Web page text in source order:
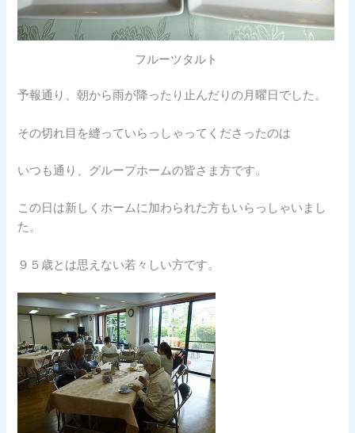
フルーツタルト
予報通り、朝から雨が降ったり止んだりの月曜日でした。
その切れ目を縫っていらっしゃってくださったのは
いつも通り、グループホームの皆さま方です。
この日は新しくホームに加わられた方もいらっしゃいまし
た。
９５歳とは思えない若々しい方です。